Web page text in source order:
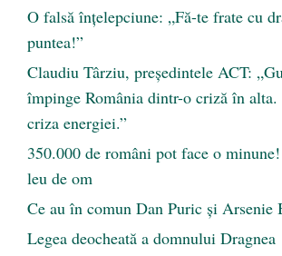
O falsă înțelepciune: „Fă-te frate cu
puntea!”
Claudiu Târziu, președintele ACT:
împinge România dintr-o criză în
criza energiei.”
350.000 de români pot face o
leu de om
Ce au în comun Dan Puric şi Arsenie
Legea deocheată a domnului Dragnea